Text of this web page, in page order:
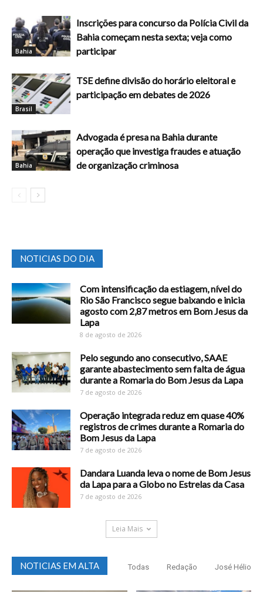
Bahia
Inscrições para concurso da Polícia Civil da
Bahia começam nesta sexta; veja como
participar
Brasil
TSE define divisão do horário eleitoral e
participação em debates de 2026
Bahia
Advogada é presa na Bahia durante
operação que investiga fraudes e atuação
de organização criminosa
NOTICIAS DO DIA
Com intensificação da estiagem, nível do
Rio São Francisco segue baixando e inicia
agosto com 2,87 metros em Bom Jesus da
Lapa
8 de agosto de 2026
Pelo segundo ano consecutivo, SAAE
garante abastecimento sem falta de água
durante a Romaria do Bom Jesus da Lapa
7 de agosto de 2026
Operação integrada reduz em quase 40%
registros de crimes durante a Romaria do
Bom Jesus da Lapa
7 de agosto de 2026
Dandara Luanda leva o nome de Bom Jesus
da Lapa para a Globo no Estrelas da Casa
7 de agosto de 2026
Leia Mais
NOTICIAS EM ALTA Todas Redação José Hélio